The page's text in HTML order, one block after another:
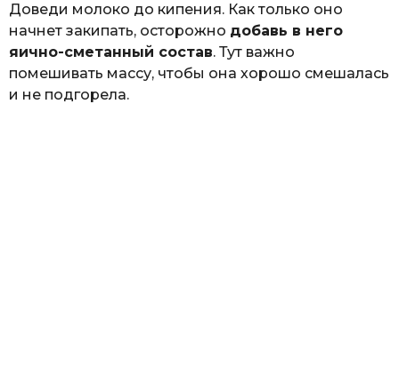
Доведи молоко до кипения. Как только оно
начнет закипать, осторожно добавь в него
яично-сметанный состав. Тут важно
помешивать массу, чтобы она хорошо смешалась
и не подгорела.